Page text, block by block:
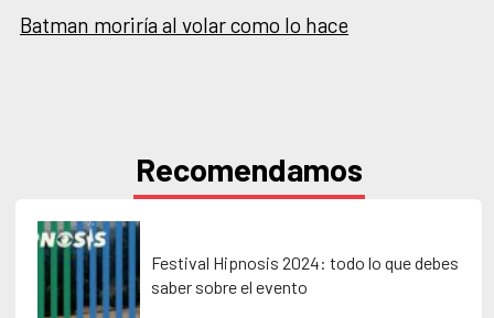
Batman moriría al volar como lo hace
Recomendamos
Festival Hipnosis 2024: todo lo que debes
saber sobre el evento